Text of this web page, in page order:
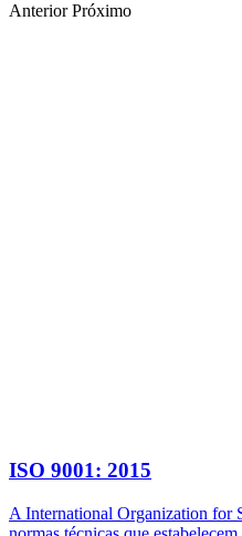
Anterior Próximo
ISO 9001: 2015
A International Organization for